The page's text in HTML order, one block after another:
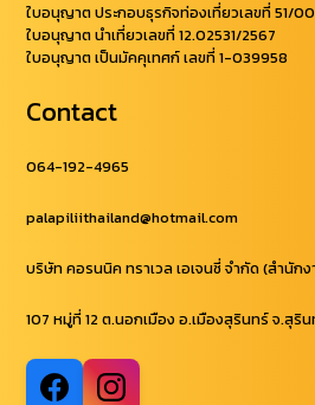
ใบอนุญาต ประกอบธุรกิจท่องเที่ยวเลขที่ 51/
ใบอนุญาต นำเที่ยวเลขที่ 12.02531/2567
ใบอนุญาต เป็นมัคคุเทศก์ เลขที่ 1-039958
Contact
064-192-4965
palapiliithailand@hotmail.com
บริษัท คอรนนิค ทราเวล เอเจนซี่ จำกัด (สำนัก
107 หมู่ที่ 12 ต.นอกเมือง อ.เมืองสุรินทร์ จ.สุริ